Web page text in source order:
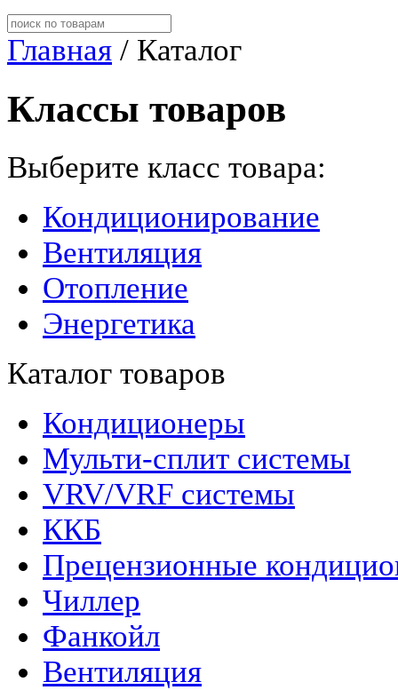
Главная / Каталог
Классы товаров
Выберите класс товара:
Кондиционирование
Вентиляция
Отопление
Энергетика
Каталог товаров
Кондиционеры
Мульти-сплит системы
VRV/VRF системы
ККБ
Прецензионные
Чиллер
Фанкойл
Вентиляция